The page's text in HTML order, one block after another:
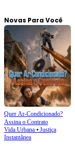
Novas Para Você
Quer Ar-Condicionado?
Assina o Contrato
Vida Urbana ⦁ Justiça
Instantânea